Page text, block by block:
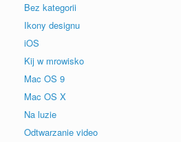
Bez kategorii
Ikony designu
iOS
Kij w mrowisko
Mac OS 9
Mac OS X
Na luzie
Odtwarzanie video